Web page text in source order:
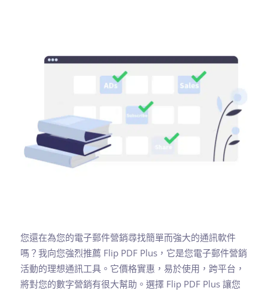
您還在為您的電子郵件營銷尋找簡單而強大的通訊軟件
嗎？我向您強烈推薦 Flip PDF Plus，它是您電子郵件營銷
活動的理想通訊工具。它價格實惠，易於使用，跨平台，
將對您的數字營銷有很大幫助。選擇 Flip PDF Plus 讓您